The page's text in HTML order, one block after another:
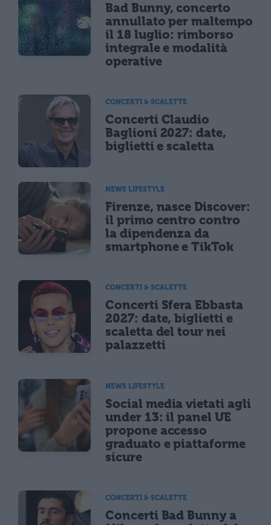
Bad Bunny, concerto
annullato per maltempo
il 18 luglio: rimborso
integrale e modalità
operative
CONCERTI & SCALETTE
Concerti Claudio
Baglioni 2027: date,
biglietti e scaletta
NEWS LIFESTYLE
Firenze, nasce Discover:
il primo centro contro
la dipendenza da
smartphone e TikTok
CONCERTI & SCALETTE
Concerti Sfera Ebbasta
2027: date, biglietti e
scaletta del tour nei
palazzetti
NEWS LIFESTYLE
Social media vietati agli
under 13: il panel UE
propone accesso
graduato e piattaforme
sicure
CONCERTI & SCALETTE
Concerti Bad Bunny a